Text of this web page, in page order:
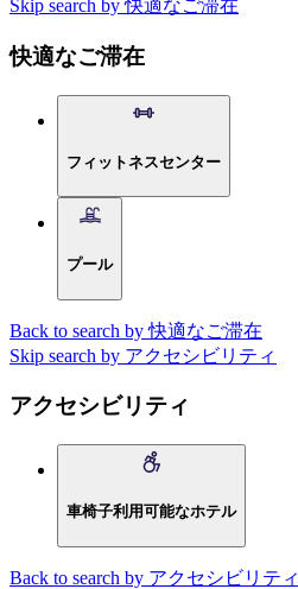
Skip search by 快適なご滞在
快適なご滞在
フィットネスセンター
プール
Back to search by 快適なご滞在
Skip search by アクセシビリティ
アクセシビリティ
車椅子利用可能なホテル
Back to search by アクセシビリティ